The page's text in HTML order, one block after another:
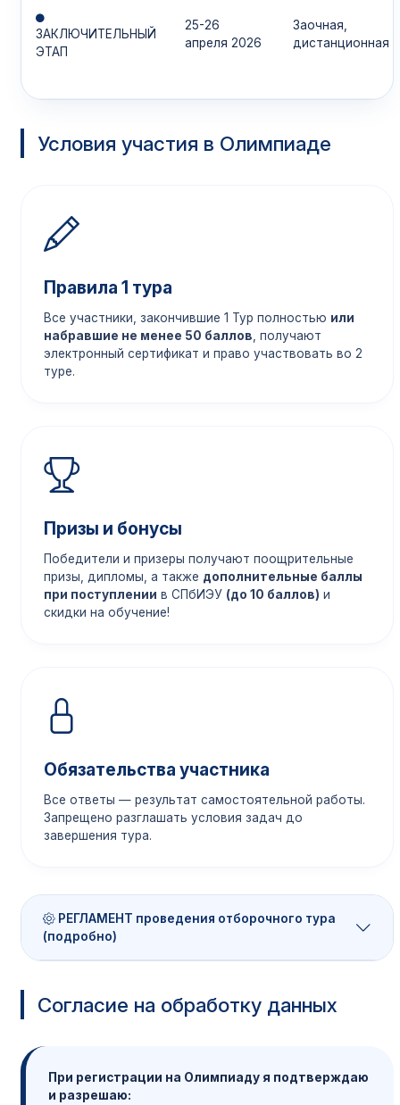
ЗАКЛЮЧИТЕЛЬНЫЙ
ЭТАП
25-26
апреля 2026
Заочная,
дистанционная
Условия участия в Олимпиаде
Правила 1 тура
Все участники, закончившие 1 Тур полностью или
набравшие не менее 50 баллов, получают
электронный сертификат и право участвовать во 2
туре.
Призы и бонусы
Победители и призеры получают поощрительные
призы, дипломы, а также дополнительные баллы
при поступлении в СПбИЭУ (до 10 баллов) и
скидки на обучение!
Обязательства участника
Все ответы — результат самостоятельной работы.
Запрещено разглашать условия задач до
завершения тура.
РЕГЛАМЕНТ проведения отборочного тура
(подробно)
«Социально-экономической олимпиады
наукам школьников в заочной форме с
Учащиеся принимают участие в Олимпиаде
Согласие на обработку данных
При регистрации на Олимпиаду я подтверждаю
и разрешаю: